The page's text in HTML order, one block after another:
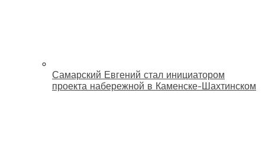
Самарский Евгений стал инициатором
проекта набережной в Каменске-Шахтинском